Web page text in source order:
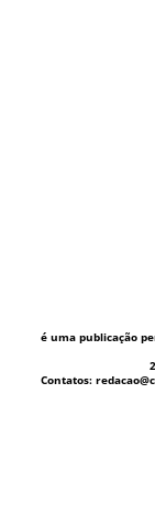
é uma publicação
Contatos: